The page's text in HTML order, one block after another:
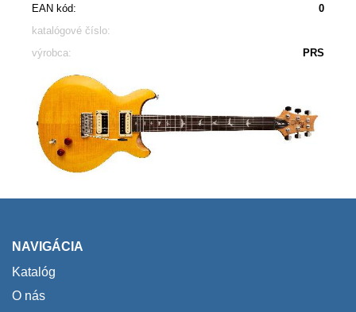
EAN kód:
0
katalógové číslo:
výrobca:
PRS
NAVIGÁCIA
Katalóg
O nás